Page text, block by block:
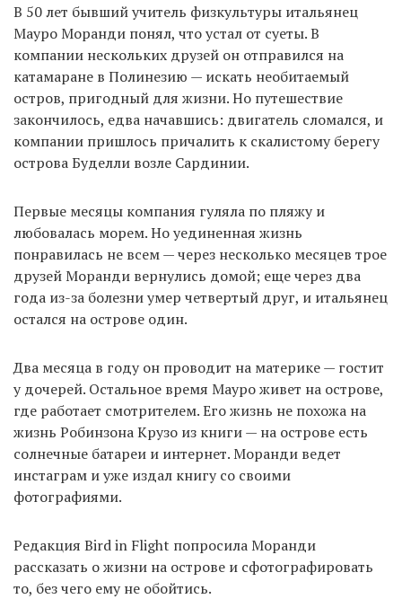
EN
UA
В 50 лет бывший учитель физкультуры итальянец
Мауро Моранди понял, что устал от суеты. В
компании нескольких друзей он отправился на
катамаране в Полинезию — искать необитаемый
остров, пригодный для жизни. Но путешествие
закончилось, едва начавшись: двигатель сломался, и
компании пришлось причалить к скалистому берегу
острова Буделли возле Сардинии.
Первые месяцы компания гуляла по пляжу и
любовалась морем. Но уединенная жизнь
понравилась не всем — через несколько месяцев трое
друзей Моранди вернулись домой; еще через два
года из-за болезни умер четвертый друг, и итальянец
остался на острове один.
Два месяца в году он проводит на материке — гостит
у дочерей. Остальное время Мауро живет на острове,
где работает смотрителем. Его жизнь не похожа на
жизнь Робинзона Крузо из книги — на острове есть
солнечные батареи и интернет. Моранди ведет
инстаграм и уже издал книгу со своими
фотографиями.
Редакция Bird in Flight попросила Моранди
рассказать о жизни на острове и сфотографировать
то, без чего ему не обойтись.